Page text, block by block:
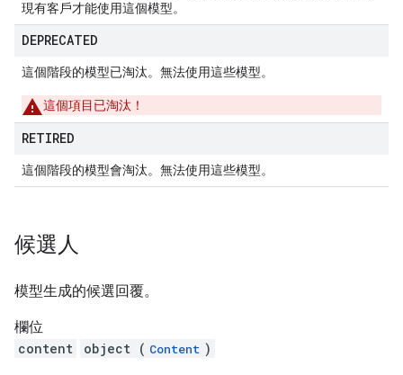
現有客戶才能使用這個模型。
DEPRECATED
這個階段的模型已淘汰。無法使用這些模型。
這個項目已淘汰！
RETIRED
這個階段的模型會淘汰。無法使用這些模型。
候選人
模型生成的候選回覆。
欄位
content
object ( Content )